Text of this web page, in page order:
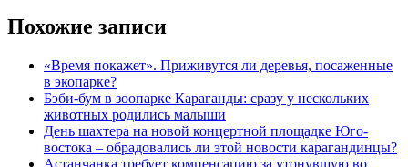
Похожие записи
«Время покажет». Приживутся ли деревья, посаженные
в экопарке?
Бэби-бум в зоопарке Караганды: сразу у нескольких
животных родились малыши
День шахтера на новой концертной площадке Юго-
востока – обрадовались ли этой новости карагандинцы?
Астанчанка требует компенсацию за утонувшую во